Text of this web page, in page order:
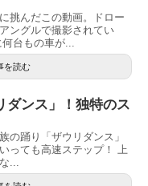
挑んだこの動画。ドロー
ングルで撮影されてい
台もの車が...
を読む
ダンス」！独特のス
の踊り「ザウリダンス」
っても高速ステップ！ 上
...